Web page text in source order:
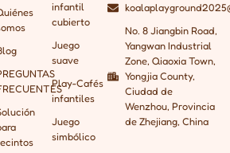
infantil
cubierto
Juego
suave
Play-Cafés
infantiles
Juego
simbólico
No. 8 Jiangbin Road,
Yangwan Industrial
Zone, Qiaoxia Town,
Yongjia County,
Ciudad de
Wenzhou, Provincia
de Zhejiang, China